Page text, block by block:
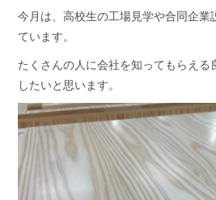
今月は、高校生の工場見学や合同企業
ています。
たくさんの人に会社を知ってもらえる
したいと思います。